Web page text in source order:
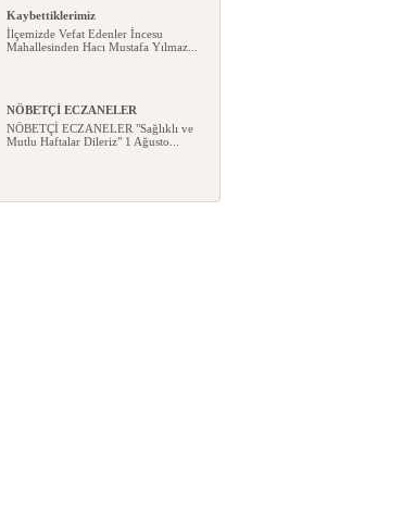
Kaybettiklerimiz
İlçemizde Vefat Edenler İncesu
Mahallesinden Hacı Mustafa Yılmaz...
NÖBETÇİ ECZANELER
NÖBETÇİ ECZANELER "Sağlıklı ve
Mutlu Haftalar Dileriz" 1 Ağusto...
Okullarda yeni dönem: Yönetmelik